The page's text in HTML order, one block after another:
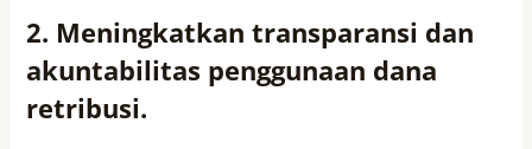
2. Meningkatkan transparansi dan
akuntabilitas penggunaan dana
retribusi.